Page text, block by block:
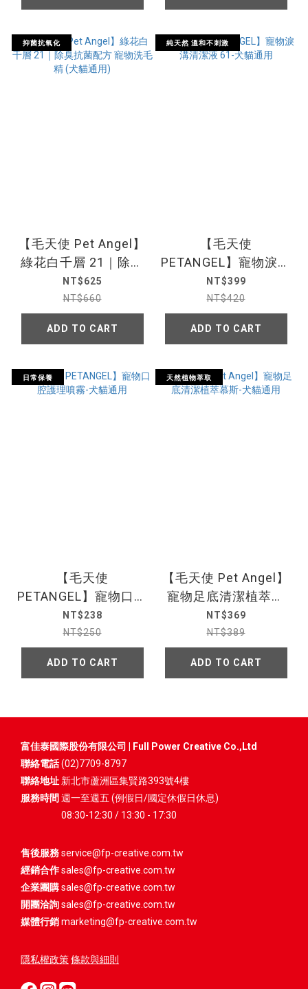
抑菌抗氧化
【毛天使 Pet Angel】
綠花白千層 21｜除臭
抗菌配方 寵物洗毛精
(犬貓通用)
NT$625
NT$660
ADD TO CART
純天然 溫和不刺激
【毛天使
PETANGEL】寵物淚溝
清潔液 61-犬貓通用
NT$399
NT$420
ADD TO CART
日常保養
【毛天使
PETANGEL】寵物口腔
護理噴霧-犬貓通用
NT$238
NT$250
ADD TO CART
天然植物萃取
【毛天使 Pet Angel】
寵物足底清潔植萃慕
斯-犬貓通用
NT$369
NT$389
ADD TO CART
富佳泰國際股份有限公司 | Full Power Creative Co.,Ltd
聯絡電話(02)7709-8797
聯絡地址 新北市蘆洲區集賢路393號4樓
服務時間 週一至週五 (例假日/國定休假日休息)
08:30-12:30 / 13:30 - 17:30
售後服務service@fp-creative.com.tw
經銷合作sales@fp-creative.com.tw
企業團購sales@fp-creative.com.tw
開團洽詢sales@fp-creative.com.tw
媒體行銷marketing@fp-creative.com.tw
隱私權政策條款與細則